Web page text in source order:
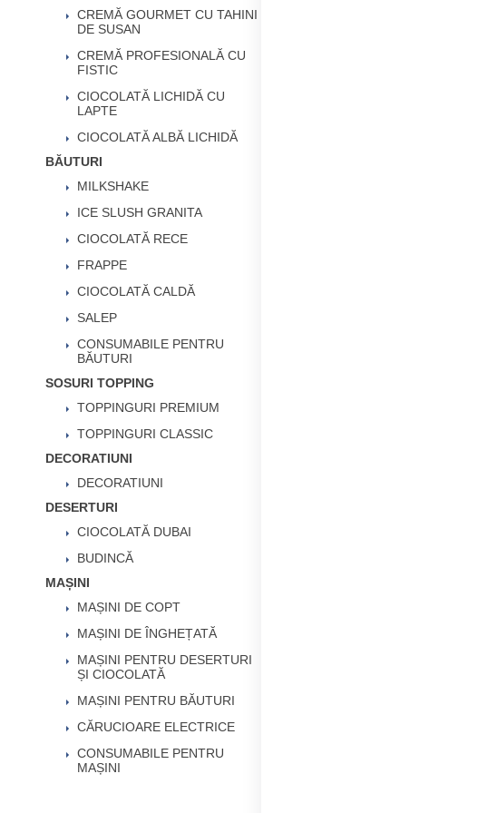
CREMĂ GOURMET CU TAHINI
DE SUSAN
CREMĂ PROFESIONALĂ CU
FISTIC
CIOCOLATĂ LICHIDĂ CU
LAPTE
CIOCOLATĂ ALBĂ LICHIDĂ
BĂUTURI
MILKSHAKE
ICE SLUSH GRANITA
CIOCOLATĂ RECE
FRAPPE
CIOCOLATĂ CALDĂ
SALEP
CONSUMABILE PENTRU
BĂUTURI
SOSURI TOPPING
TOPPINGURI PREMIUM
TOPPINGURI CLASSIC
DECORATIUNI
DECORATIUNI
DESERTURI
CIOCOLATĂ DUBAI
BUDINCĂ
MAȘINI
MAȘINI DE COPT
MAȘINI DE ÎNGHEȚATĂ
MAȘINI PENTRU DESERTURI
ȘI CIOCOLATĂ
MAȘINI PENTRU BĂUTURI
CĂRUCIOARE ELECTRICE
CONSUMABILE PENTRU
MAȘINI